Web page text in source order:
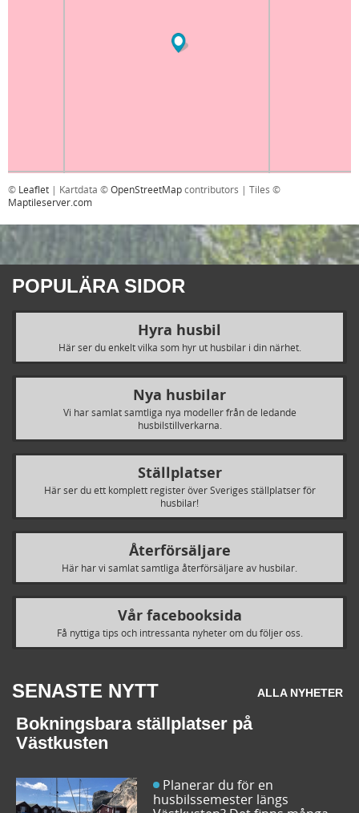
© Leaflet | Kartdata ©OpenStreetMapcontributors | Tiles ©
Maptileserver.com
POPULÄRA SIDOR
Hyra husbil
Här ser du enkelt vilka som hyr ut husbilar i din närhet.
Nya husbilar
Vi har samlat samtliga nya modeller från de ledande
husbilstillverkarna.
Ställplatser
Här ser du ett komplett register över Sveriges ställplatser för
husbilar!
Återförsäljare
Här har vi samlat samtliga återförsäljare av husbilar.
Vår facebooksida
Få nyttiga tips och intressanta nyheter om du följer oss.
SENASTE NYTT ALLA NYHETER
Bokningsbara ställplatser på
Västkusten
husbilssemester längs